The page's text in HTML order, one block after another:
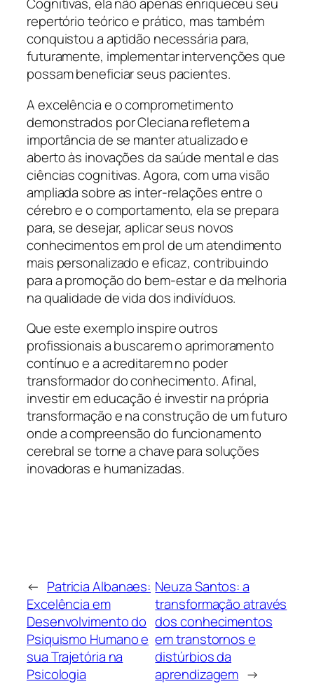
repertório teórico e prático, mas também
conquistou a aptidão necessária para,
futuramente, implementar intervenções que
possam beneficiar seus pacientes.
A excelência e o comprometimento
demonstrados por Cleciana refletem a
importância de se manter atualizado e
aberto às inovações da saúde mental e das
ciências cognitivas. Agora, com uma visão
ampliada sobre as inter-relações entre o
cérebro e o comportamento, ela se prepara
para, se desejar, aplicar seus novos
conhecimentos em prol de um atendimento
mais personalizado e eficaz, contribuindo
para a promoção do bem-estar e da melhoria
na qualidade de vida dos indivíduos.
Que este exemplo inspire outros
profissionais a buscarem o aprimoramento
contínuo e a acreditarem no poder
transformador do conhecimento. Afinal,
investir em educação é investir na própria
transformação e na construção de um futuro
onde a compreensão do funcionamento
cerebral se torne a chave para soluções
inovadoras e humanizadas.
← Patricia Albanaes:
Excelência em
Desenvolvimento do
Psiquismo Humano e
sua Trajetória na
Psicologia
Neuza Santos: a
transformação através
dos conhecimentos
em transtornos e
distúrbios da
aprendizagem →